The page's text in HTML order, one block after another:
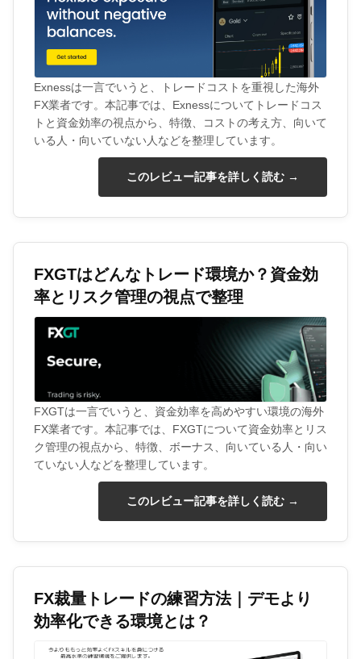
Exnessは一言でいうと、トレードコストを重視した海外
FX業者です。本記事では、Exnessについてトレードコス
トと資金効率の視点から、特徴、コストの考え方、向いて
いる人・向いていない人などを整理しています。
このレビュー記事を詳しく読む →
FXGTはどんなトレード環境か？資金効
率とリスク管理の視点で整理
FXGTは一言でいうと、資金効率を高めやすい環境の海外
FX業者です。本記事では、FXGTについて資金効率とリス
ク管理の視点から、特徴、ボーナス、向いている人・向い
ていない人などを整理しています。
このレビュー記事を詳しく読む →
FX裁量トレードの練習方法｜デモより
効率化できる環境とは？